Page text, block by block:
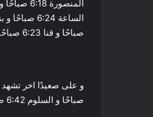
صباحًا و قنا 6:23 صباحًا و أسوان 6:26 صباحًا.
صباحًا و السلوم 6:42 صباحًا و العريش 6:08 صباحًا و طابا 6:07 صباحًا.